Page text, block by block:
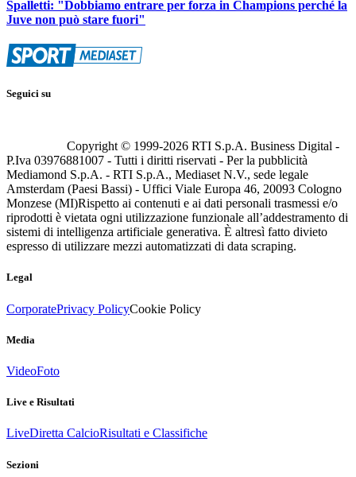
Spalletti: "Dobbiamo entrare per forza in Champions perché la
Juve non può stare fuori"
Seguici su
Copyright © 1999-2026 RTI S.p.A. Business Digital -
P.Iva 03976881007 - Tutti i diritti riservati - Per la pubblicità
Mediamond S.p.A. - RTI S.p.A., Mediaset N.V., sede legale
Amsterdam (Paesi Bassi) - Uffici Viale Europa 46, 20093 Cologno
Monzese (MI)Rispetto ai contenuti e ai dati personali trasmessi e/o
riprodotti è vietata ogni utilizzazione funzionale all’addestramento di
sistemi di intelligenza artificiale generativa. È altresì fatto divieto
espresso di utilizzare mezzi automatizzati di data scraping.
Legal
CorporatePrivacy PolicyCookie Policy
Media
VideoFoto
Live e Risultati
LiveDiretta CalcioRisultati e Classifiche
Sezioni